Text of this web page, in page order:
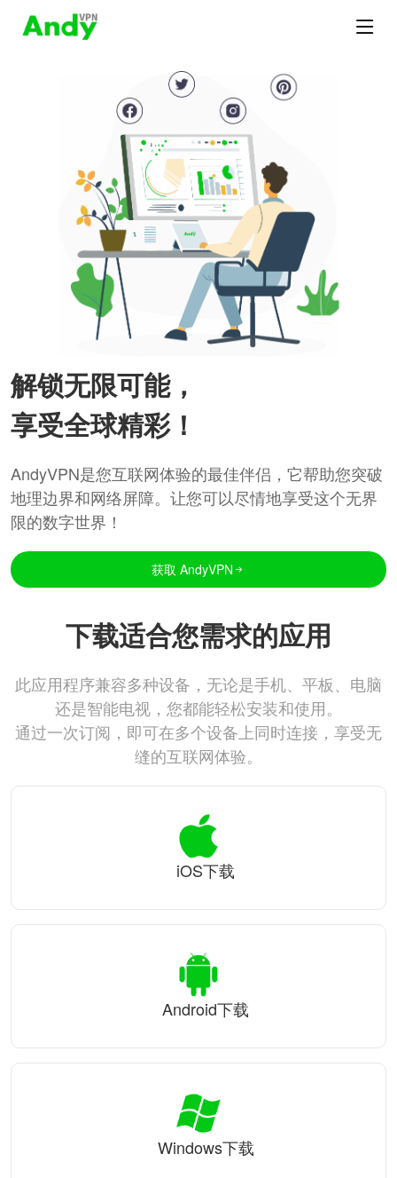
解锁无限可能，
享受全球精彩！
AndyVPN是您互联网体验的最佳伴侣，它帮助您突破
地理边界和网络屏障。让您可以尽情地享受这个无界
限的数字世界！
获取 AndyVPN
下载适合您需求的应用
此应用程序兼容多种设备，无论是手机、平板、电脑
还是智能电视，您都能轻松安装和使用。
通过一次订阅，即可在多个设备上同时连接，享受无
缝的互联网体验。
iOS下载
Android下载
Windows下载